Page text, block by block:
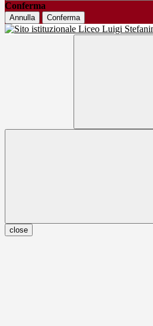
Conferma
Annulla Conferma
close